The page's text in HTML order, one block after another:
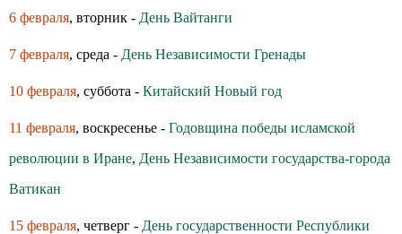
6 февраля, вторник - День Вайтанги
7 февраля, среда - День Независимости Гренады
10 февраля, суббота - Китайский Новый год
11 февраля, воскресенье - Годовщина победы исламской
революции в Иране, День Независимости государства-города
Ватикан
15 февраля, четверг - День государственности Республики